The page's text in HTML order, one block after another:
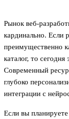
Рынок веб-
кардинально. Если
преимущественно
каталог, то сегодня
Современный
глубоко
интеграции с
Если вы